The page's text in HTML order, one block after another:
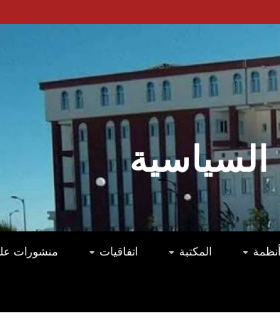
السياسية
المكتبة اتفاقيات منشورات